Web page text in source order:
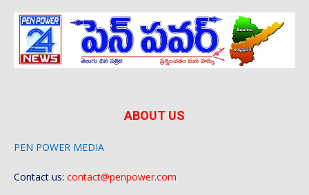
ABOUT US
PEN POWER MEDIA
Contact us: contact@penpower.com